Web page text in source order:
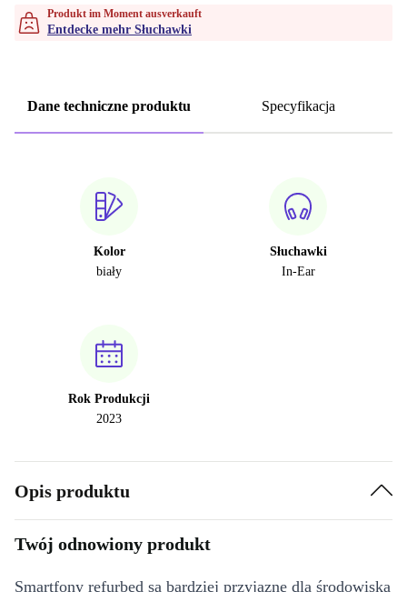
Produkt im Moment ausverkauft
Entdecke mehr Słuchawki
Dane techniczne produktu Specyfikacja
Kolor
biały
Słuchawki
In-Ear
Rok Produkcji
2023
Opis produktu
Twój odnowiony produkt
Smartfony refurbed są bardziej przyjazne dla środowiska